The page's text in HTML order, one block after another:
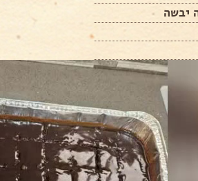
יבשה